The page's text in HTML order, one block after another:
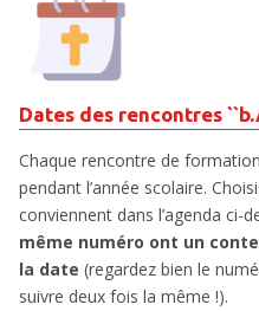
Dates des rencontres
Chaque rencontre de
pendant l’année scolaire.
conviennent dans l’agenda ci-
même numéro ont un
la date (regardez bien le
suivre deux fois la même !).